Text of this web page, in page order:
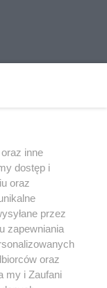
inne
dostęp i
oraz
przez
zapewniania
oraz
my i Zaufani